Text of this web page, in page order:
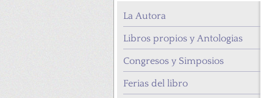
La Autora
Libros propios y Antologias
Congresos y Simposios
Ferias del libro